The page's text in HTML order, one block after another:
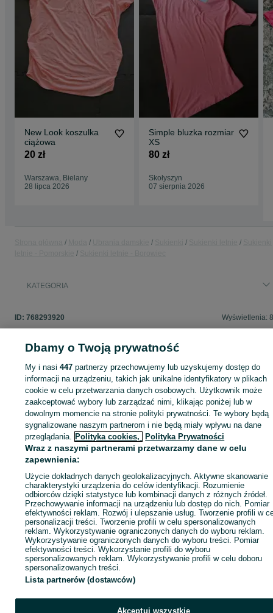
New Look koszulka
ciążowa
20 zł
Warszawa, Bielany
28 lipca 2026
Simple bluzka rozmiar
XS
80 zł
Skołyszyn
07 sierpnia 2026
KATEGORIA
ID: 768293920 Wyświetlenia:
Zaloguj się lub załóż konto na OLX, aby skontaktować się z
sprzedającym
Zaloguj się / Załóż konto
Dbamy o Twoją prywatność
My i nasi447 partnerzy przechowujemy lub uzyskujemy dostęp do
informacji na urządzeniu, takich jak unikalne identyfikatory w plikach
cookie w celu przetwarzania danych osobowych. Użytkownik może
zaakceptować wybory lub zarządzać nimi, klikając poniżej lub w
dowolnym momencie na stronie polityki prywatności. Te wybory będą
sygnalizowane naszym partnerom i nie będą miały wpływu na dane
przeglądania. Polityka cookies, Polityka Prywatności
Wraz z naszymi partnerami przetwarzamy dane w celu
zapewnienia:
Użycie dokładnych danych geolokalizacyjnych. Aktywne skanowanie
charakterystyki urządzenia do celów identyfikacji. Rozumienie
odbiorców dzięki statystyce lub kombinacji danych z różnych źródeł.
Przechowywanie informacji na urządzeniu lub dostęp do nich. Pomiar
efektywności reklam. Rozwój i ulepszanie usług. Tworzenie profili w
personalizacji treści. Tworzenie profili w celu spersonalizowanych
reklam. Wykorzystywanie ograniczonych danych do wyboru reklam.
Wykorzystywanie ograniczonych danych do wyboru treści. Pomiar
efektywności treści. Wykorzystanie profili do wyboru
spersonalizowanych reklam. Wykorzystywanie profili w celu doboru
spersonalizowanych treści.
Lista partnerów (dostawców)
Akceptuj wszystkie